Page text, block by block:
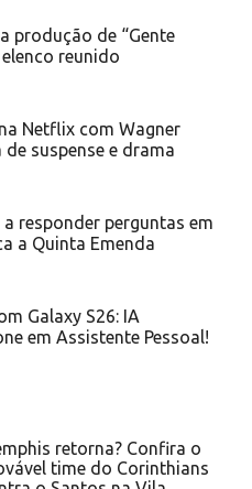
produção de “Gente
reunido
Netflix com Wagner
suspense e drama
responder perguntas em
a Quinta Emenda
Galaxy S26: IA
em Assistente Pessoal!
retorna? Confira o
time do Corinthians